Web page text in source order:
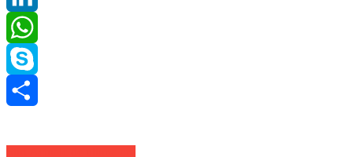
LinkedIn
WhatsApp
Skype